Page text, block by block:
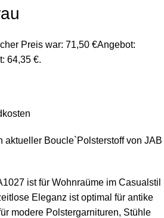
Preis war: 71,50 €Angebot:
64,35 €.
aktueller Boucle`Polsterstoff von JAB
ist für Wohnraüme im Casualstil
Eleganz ist optimal für antike
modere Polstergarnituren, Stühle